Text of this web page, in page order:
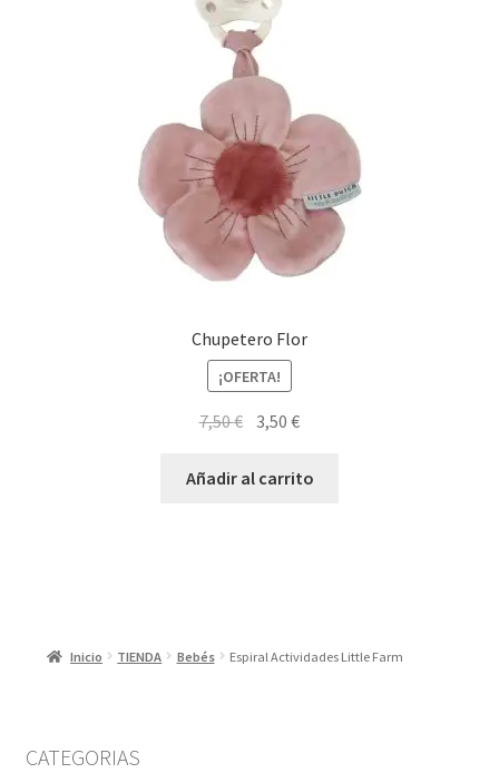
Chupetero Flor
¡OFERTA!
7,50€ El
original
3,50€El
actual
Añadir al carrito
Inicio TIENDA Bebés Espiral Actividades Little Farm
CATEGORIAS